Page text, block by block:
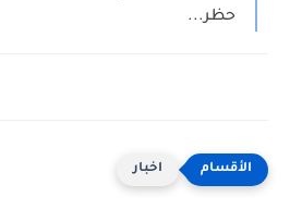
حظر...
اخبار